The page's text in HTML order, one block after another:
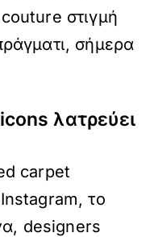
στιγμή
σήμερα
λατρεύει
carpet
το
designers